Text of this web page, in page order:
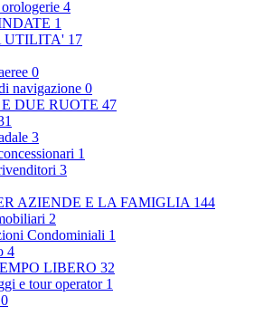
4
1
UTILITA' 17
0
navigazione 0
DUE RUOTE 47
3
1
3
AZIENDE E LA FAMIGLIA 144
2
Condominiali 1
4
LIBERO 32
e tour operator 1
0